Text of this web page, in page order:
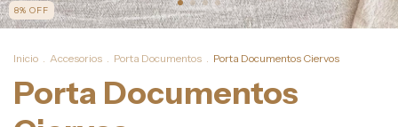
8% OFF
Inicio . Accesorios . Porta Documentos . Porta Documentos Ciervos
Porta Documentos